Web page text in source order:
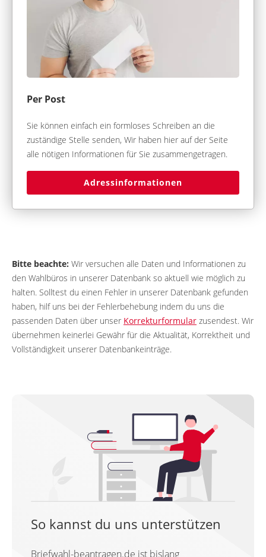
Per Post
Sie können einfach ein formloses Schreiben an die
zuständige Stelle senden, Wir haben hier auf der Seite
alle nötigen Informationen für Sie zusammengetragen.
Adressinformationen
Bitte beachte: Wir versuchen alle Daten und Informationen zu
den Wahlbüros in unserer Datenbank so aktuell wie möglich zu
halten. Solltest du einen Fehler in unserer Datenbank gefunden
haben, hilf uns bei der Fehlerbehebung indem du uns die
passenden Daten über unser Korrekturformular zusendest. Wir
übernehmen keinerlei Gewähr für die Aktualität, Korrektheit und
Vollständigkeit unserer Datenbankeinträge.
So kannst du uns unterstützen
Briefwahl-beantragen.de ist bislang